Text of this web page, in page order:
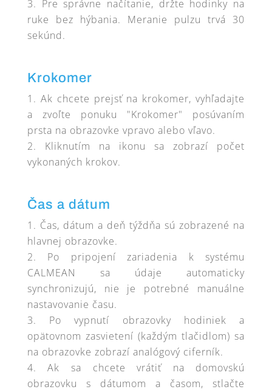
Pre správne načítanie, držte hodinky na
ruke bez hýbania. Meranie pulzu trvá 30
sekúnd.
Krokomer
Ak chcete prejsť na krokomer, vyhľadajte
a zvoľte ponuku "Krokomer" posúvaním
prsta na obrazovke vpravo alebo vľavo.
Kliknutím na ikonu sa zobrazí počet
vykonaných krokov.
Čas a dátum
Čas, dátum a deň týždňa sú zobrazené na
hlavnej obrazovke.
Po pripojení zariadenia k systému
CALMEAN sa údaje automaticky
synchronizujú, nie je potrebné manuálne
nastavovanie času.
Po vypnutí obrazovky hodiniek a
opätovnom zasvietení (každým tlačidlom) sa
na obrazovke zobrazí analógový ciferník.
Ak sa chcete vrátiť na domovskú
obrazovku s dátumom a časom, stlačte